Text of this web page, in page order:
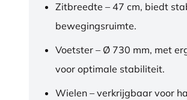
Zitbreedte – 47 cm, biedt
bewegingsruimte.
Voetster – Ø 730 mm, met
voor optimale stabiliteit.
Wielen – verkrijgbaar voor